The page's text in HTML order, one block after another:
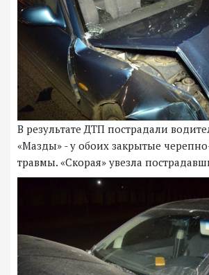
В результате ДТП пострадали
«Мазды» - у обоих закрытые
травмы. «Скорая» увезла